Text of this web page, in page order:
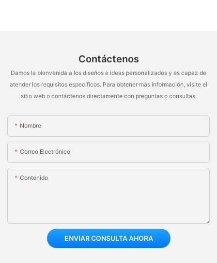
Contáctenos
Damos la bienvenida a los diseños e ideas personalizados y es capaz de
atender los requisitos específicos. Para obtener más información, visite el
sitio web o contáctenos directamente con preguntas o consultas.
Nombre
Correo Electrónico
Contenido
ENVIAR CONSULTA AHORA